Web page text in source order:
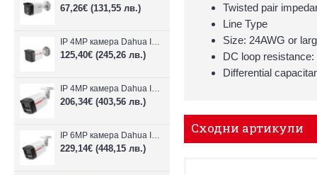
67,26€ (131,55 лв.)
IP 4MP камера Dahua IPC-HFW1439TC1-A-LED-0280B-PRO, 2.8mm, IR 30m
125,40€ (245,26 лв.)
IP 4MP камера Dahua IPC-HFW2449TL-S-LED-0280B-PRO, 2.8mm, IR 50m
206,34€ (403,56 лв.)
IP 6MP камера Dahua IPC-HFW2649TL-S-LED-0280B-PRO, 2.8mm, IR 50m
229,14€ (448,15 лв.)
Twisted pair
Line Type
Size: 24AWG or
DC loop resistance:
Differential
Сходни артикули